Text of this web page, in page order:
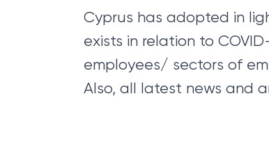
Cyprus has adopted in
exists in relation to
employees/ sectors of
Also, all latest news and